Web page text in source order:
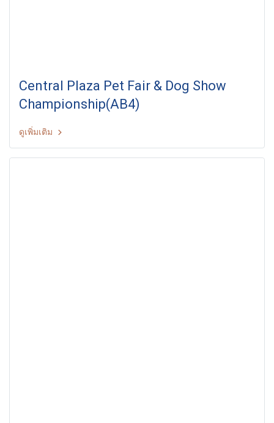
Central Plaza Pet Fair & Dog Show
Championship(AB4)
ดูเพิ่มเติม